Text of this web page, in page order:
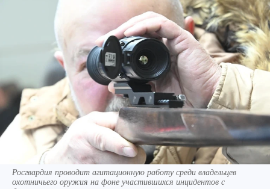
Росгвардия проводит агитационную работу среди владельцев
охотничьего оружия на фоне участившихся инцидентов с